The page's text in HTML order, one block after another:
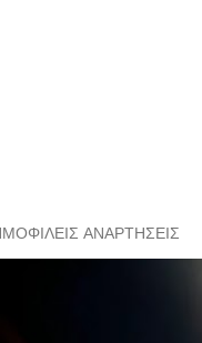
ΑΝΑΡΤΉΣΕΙΣ